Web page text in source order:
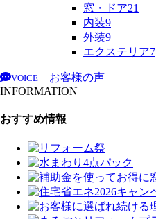
窓・ドア21
内装9
外装9
エクステリア7
VOICE
お客様の声
INFORMATION
おすすめ情報